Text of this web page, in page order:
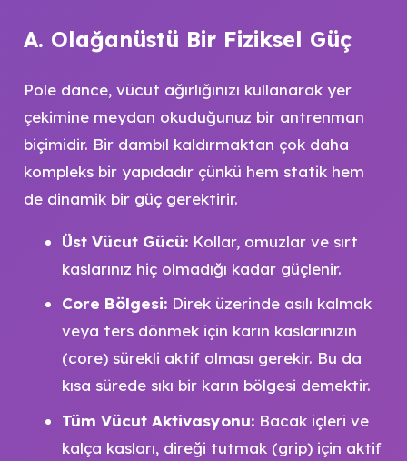
A. Olağanüstü Bir Fiziksel Güç
Pole dance, vücut ağırlığınızı kullanarak yer
çekimine meydan okuduğunuz bir antrenman
biçimidir. Bir dambıl kaldırmaktan çok daha
kompleks bir yapıdadır çünkü hem statik hem
de dinamik bir güç gerektirir.
Üst Vücut Gücü: Kollar, omuzlar ve sırt
kaslarınız hiç olmadığı kadar güçlenir.
Core Bölgesi: Direk üzerinde asılı kalmak
veya ters dönmek için karın kaslarınızın
(core) sürekli aktif olması gerekir. Bu da
kısa sürede sıkı bir karın bölgesi demektir.
Tüm Vücut Aktivasyonu: Bacak içleri ve
kalça kasları, direği tutmak (grip) için aktif